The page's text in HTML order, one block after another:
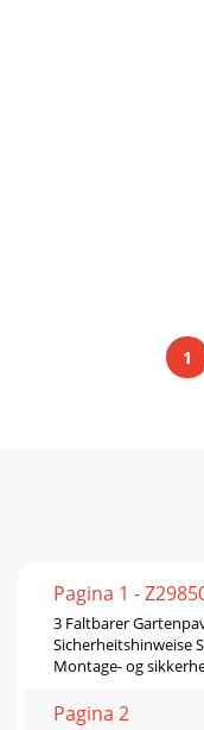
1
Pagina 1 -
3 Faltbarer
Sicherheitshinweise
Montage- og
Pagina 2